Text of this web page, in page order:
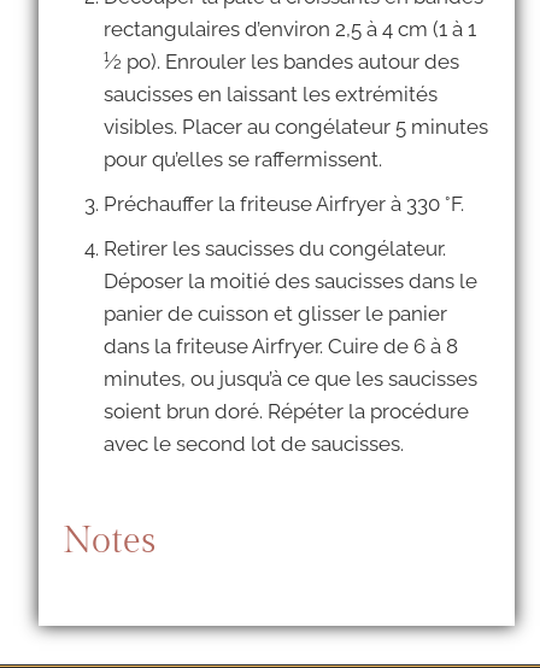
rectangulaires d’environ 2,5 à 4 cm (1 à 1
1⁄2 po). Enrouler les bandes autour des
saucisses en laissant les extrémités
visibles. Placer au congélateur 5 minutes
pour qu’elles se raffermissent.
Préchauffer la friteuse Airfryer à 330 °F.
Retirer les saucisses du congélateur.
Déposer la moitié des saucisses dans le
panier de cuisson et glisser le panier
dans la friteuse Airfryer. Cuire de 6 à 8
minutes, ou jusqu’à ce que les saucisses
soient brun doré. Répéter la procédure
avec le second lot de saucisses.
Notes